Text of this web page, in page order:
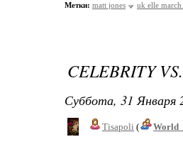
Метки: matt jones uk elle
CELEBRITY
Суббота, 31 Января
Tisapoli (